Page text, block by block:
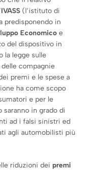
IVASS (l’istituto di
predisponendo in
Economico e
del dispositivo in
la legge sulle
delle compagnie
premi e le spese a
ha come scopo
e per le
in grado di
ad i falsi sinistri ed
agli automobilisti più
riduzioni dei premi